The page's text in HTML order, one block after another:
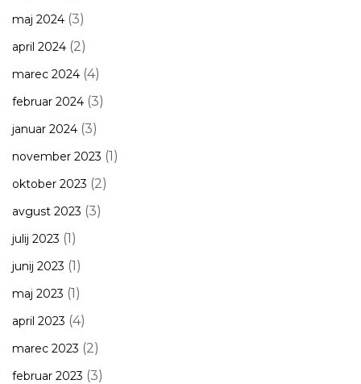
maj 2024 (3)
april 2024 (2)
marec 2024 (4)
februar 2024 (3)
januar 2024 (3)
november 2023 (1)
oktober 2023 (2)
avgust 2023 (3)
julij 2023 (1)
junij 2023 (1)
maj 2023 (1)
april 2023 (4)
marec 2023 (2)
februar 2023 (3)